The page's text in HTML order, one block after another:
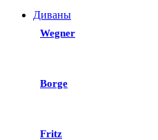
Диваны
Wegner
Borge
Fritz